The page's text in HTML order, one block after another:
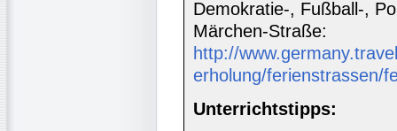
Demokratie-, Fußball-,
Märchen-Straße:
http://
erholung/ferienstrassen/
Unterrichtstipps: